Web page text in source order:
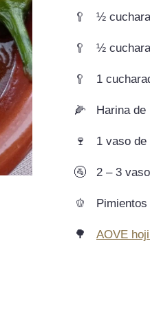
🥄 ½
🥄 ½
🥄 1
🌽 Harina de
🍷 1 vaso
🚰 2 – 3
🫑
🌳 AOVE